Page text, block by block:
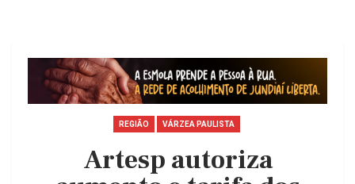
REGIÃO VÁRZEA PAULISTA
Artesp autoriza